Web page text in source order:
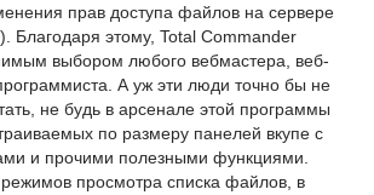
прав доступа файлов на сервере
Благодаря этому, Total Commander
выбором любого вебмастера, веб-
А уж эти люди точно бы не
не будь в арсенале этой программы
по размеру панелей вкупе с
и прочими полезными функциями.
просмотра списка файлов, в